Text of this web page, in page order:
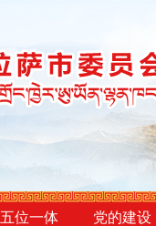
五位一体 党的建设